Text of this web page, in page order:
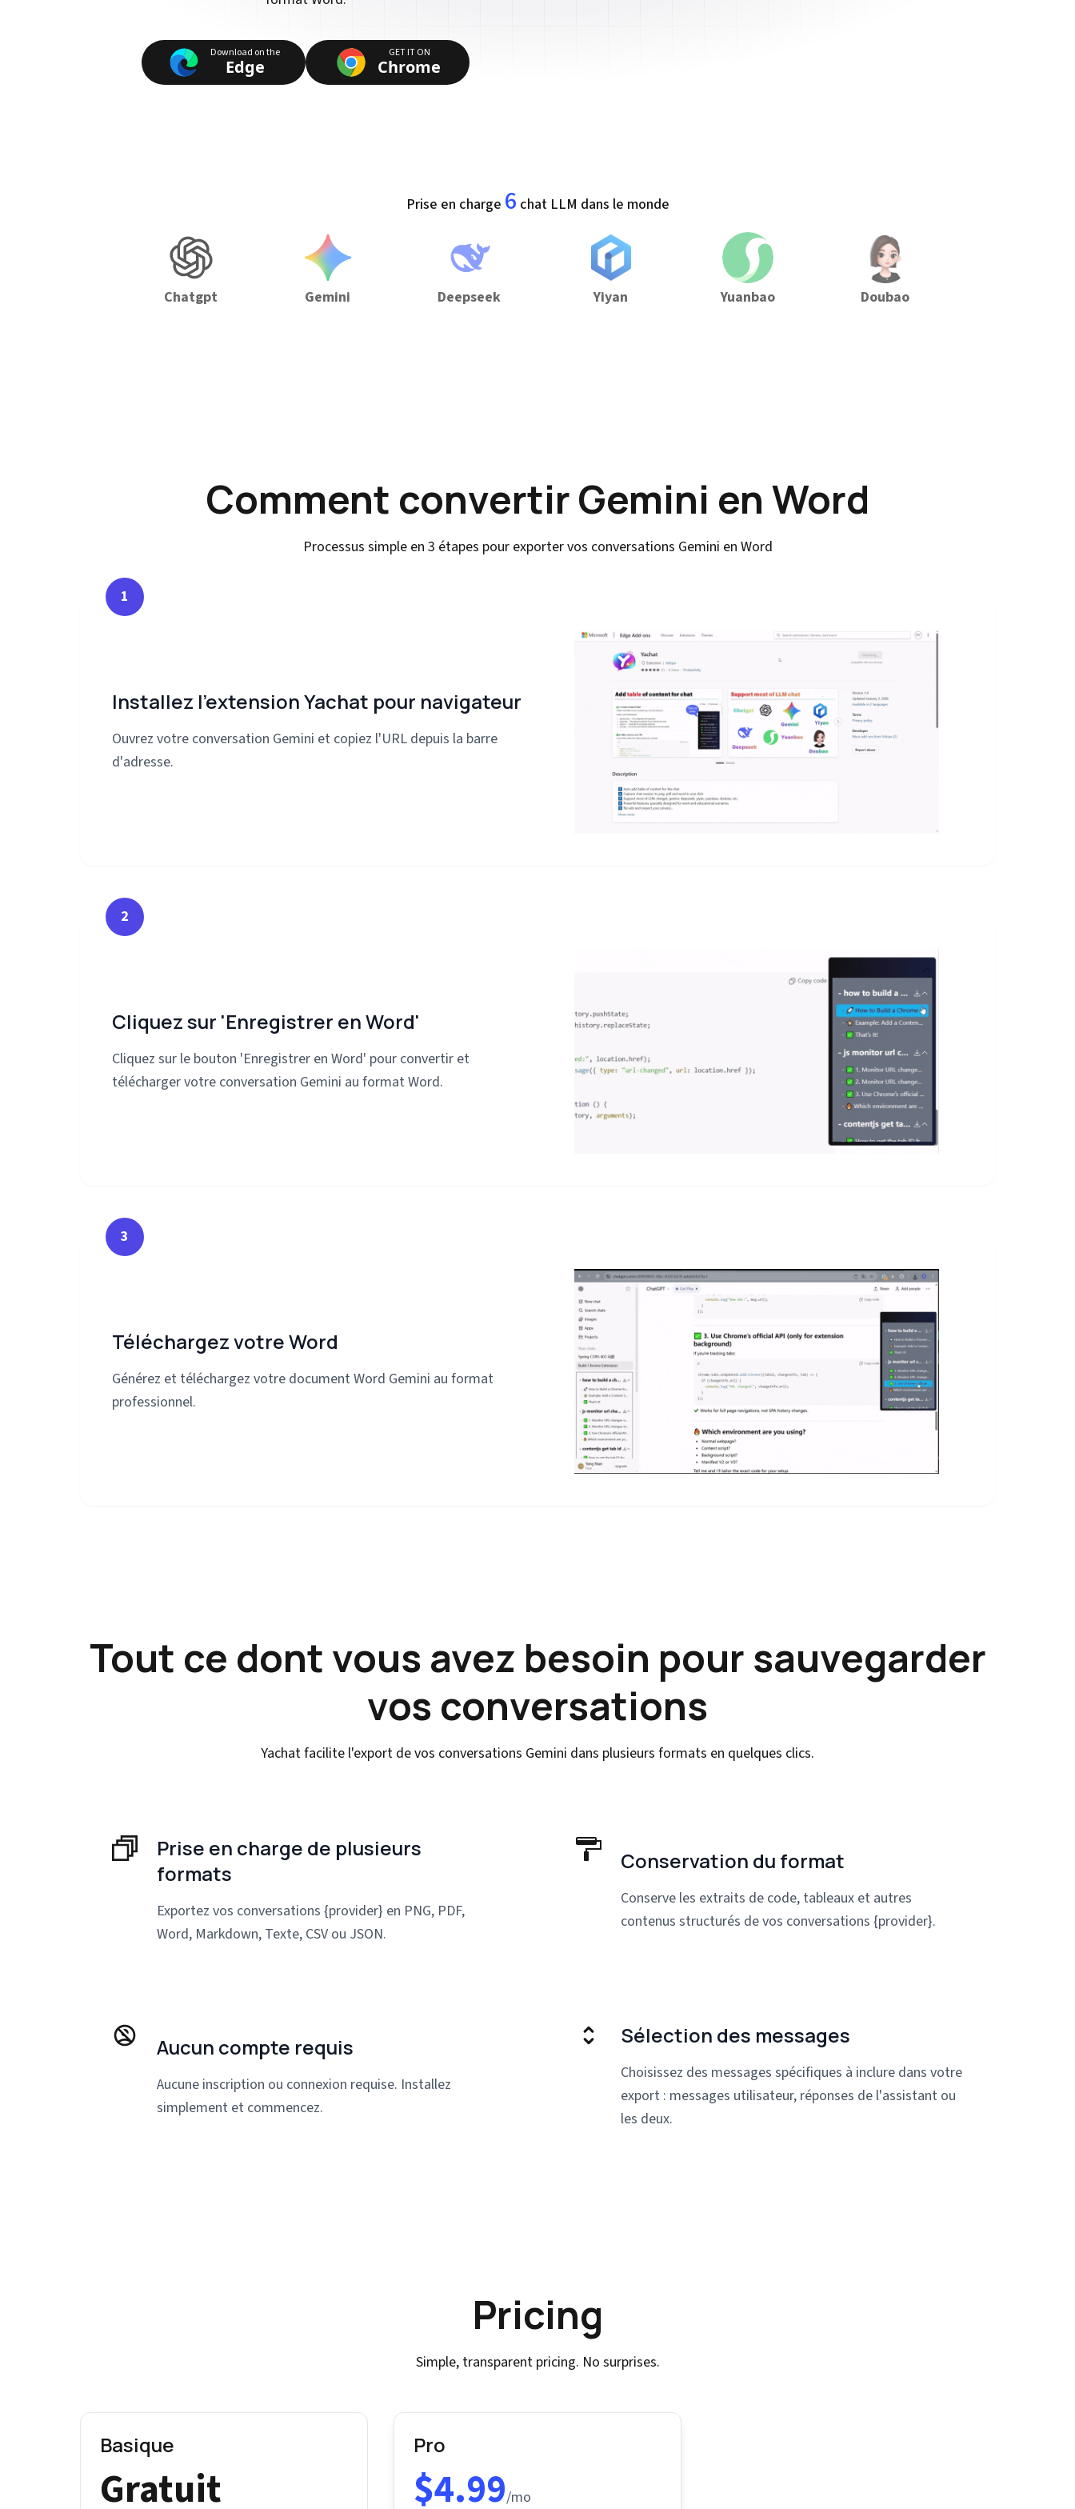
Download on the
Edge
GET IT ON
Chrome
Prise en charge 6 chat LLM dans le monde
Chatgpt Gemini Deepseek Yiyan Yuanbao Doubao
Comment convertir Gemini en Word
Processus simple en 3 étapes pour exporter vos conversations Gemini en Word
1
Installez l'extension Yachat pour navigateur
Ouvrez votre conversation Gemini et copiez l'URL depuis la barre
d'adresse.
2
Cliquez sur 'Enregistrer en Word'
Cliquez sur le bouton 'Enregistrer en Word' pour convertir et
télécharger votre conversation Gemini au format Word.
3
Téléchargez votre Word
Générez et téléchargez votre document Word Gemini au format
professionnel.
Tout ce dont vous avez besoin pour sauvegarder
vos conversations
Yachat facilite l'export de vos conversations Gemini dans plusieurs formats en quelques clics.
Prise en charge de plusieurs
formats
Exportez vos conversations {provider} en PNG, PDF,
Word, Markdown, Texte, CSV ou JSON.
Conservation du format
Conserve les extraits de code, tableaux et autres
contenus structurés de vos conversations {provider}.
Aucun compte requis
Aucune inscription ou connexion requise. Installez
simplement et commencez.
Sélection des messages
Choisissez des messages spécifiques à inclure dans votre
export : messages utilisateur, réponses de l'assistant ou
les deux.
Pricing
Simple, transparent pricing. No surprises.
Basique
Gratuit
Pro
$4.99/mo